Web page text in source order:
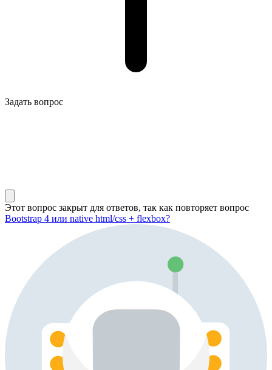
Задать вопрос
Этот вопрос закрыт для ответов, так как повторяет вопрос
Bootstrap 4 или native html/css + flexbox?